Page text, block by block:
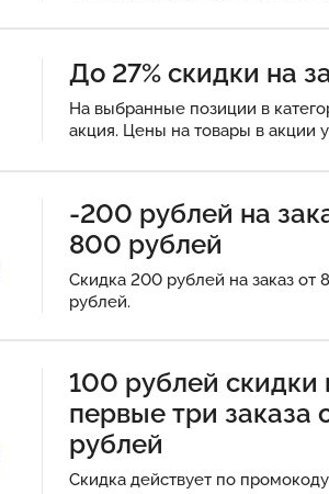
До 27% скидки на
На выбранные позиции в
акция. Цены на товары в акции
-200 рублей на
800 рублей
Скидка 200 рублей на заказ от
рублей.
100 рублей скидки
первые три заказа
рублей
Скидка действует по